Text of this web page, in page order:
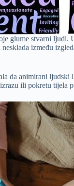
glume stvarni
između
da animirani
ili pokretu